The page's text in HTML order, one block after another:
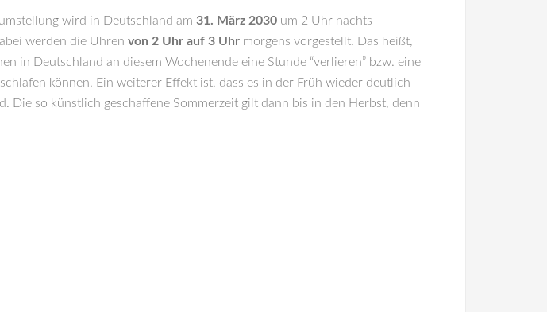
wird in Deutschland am 31. März 2030 um 2 Uhr nachts
werden die Uhren von 2 Uhr auf 3 Uhr morgens vorgestellt. Das heißt,
in Deutschland an diesem Wochenende eine Stunde “verlieren” bzw. eine
können. Ein weiterer Effekt ist, dass es in der Früh wieder deutlich
Die so künstlich geschaffene Sommerzeit gilt dann bis in den Herbst, denn